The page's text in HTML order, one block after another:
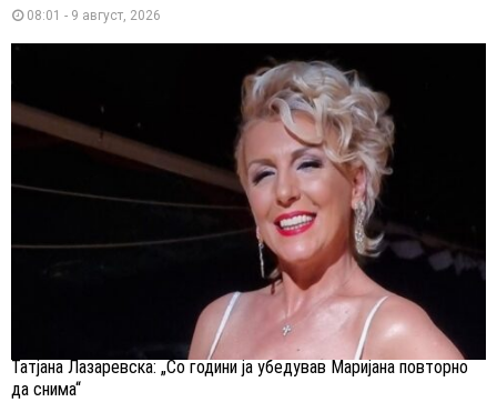
08:01 - 9 август, 2026
Татјана Лазаревска: „Со години ја убедував Маријана повторно
да снима“